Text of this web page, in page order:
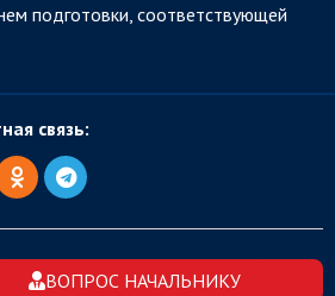
подготовки, соответствующей
связь:
ВОПРОС НАЧАЛЬНИКУ